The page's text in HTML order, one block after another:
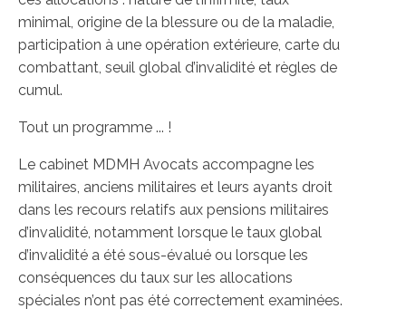
minimal, origine de la blessure ou de la maladie,
participation à une opération extérieure, carte du
combattant, seuil global d’invalidité et règles de
cumul.
Tout un programme ... !
Le cabinet MDMH Avocats accompagne les
militaires, anciens militaires et leurs ayants droit
dans les recours relatifs aux pensions militaires
d’invalidité, notamment lorsque le taux global
d’invalidité a été sous-évalué ou lorsque les
conséquences du taux sur les allocations
spéciales n’ont pas été correctement examinées.